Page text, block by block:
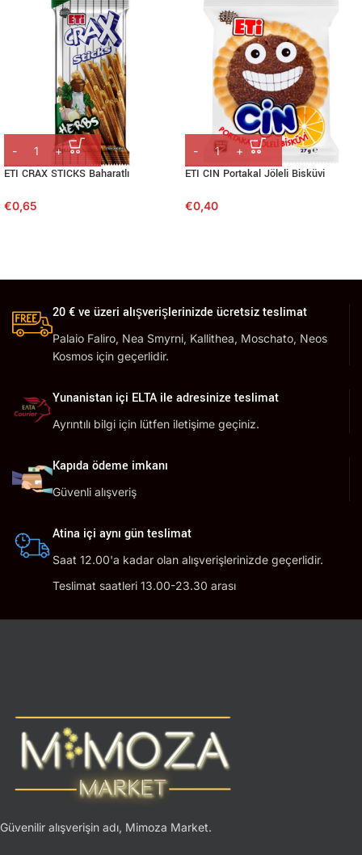
ETI CRAX STICKS Baharatlı
€0,65
ETI CIN Portakal Jöleli Bisküvi
€0,40
20 € ve üzeri alışverişlerinizde ücretsiz teslimat
Palaio Faliro, Nea Smyrni, Kallithea, Moschato, Neos
Kosmos için geçerlidir.
Yunanistan içi ELTA ile adresinize teslimat
Ayrıntılı bilgi için lütfen iletişime geçiniz.
Kapıda ödeme imkanı
Güvenli alışveriş
Atina içi aynı gün teslimat
Saat 12.00'a kadar olan alışverişlerinizde geçerlidir.
Teslimat saatleri 13.00-23.30 arası
Güvenilir alışverişin adı, Mimoza Market.